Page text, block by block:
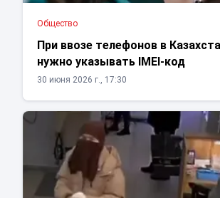
Общество
При ввозе телефонов в
нужно указывать IMEI-код
30 июня 2026 г., 17:30